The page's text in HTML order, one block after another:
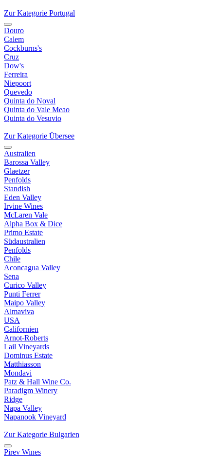
Zur Kategorie Portugal
Douro
Calem
Cockburns's
Cruz
Dow's
Ferreira
Niepoort
Quevedo
Quinta do Noval
Quinta do Vale Meao
Quinta do Vesuvio
Zur Kategorie Übersee
Australien
Barossa Valley
Glaetzer
Penfolds
Standish
Eden Valley
Irvine Wines
McLaren Vale
Alpha Box & Dice
Primo Estate
Südaustralien
Penfolds
Chile
Aconcagua Valley
Sena
Curico Valley
Punti Ferrer
Maipo Valley
Almaviva
USA
Californien
Arnot-Roberts
Lail Vineyards
Dominus Estate
Matthiasson
Mondavi
Patz & Hall Wine Co.
Paradigm Winery
Ridge
Napa Valley
Napanook Vineyard
Zur Kategorie Bulgarien
Pirev Wines